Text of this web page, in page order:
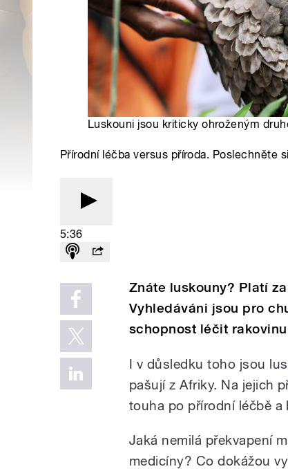
Luskouni jsou kriticky ohroženým
Přírodní léčba versus příroda. Poslechněte
5:36
Znáte luskouny? Platí
Vyhledáváni jsou pro
schopnost léčit
I v důsledku toho jsou
pašují z Afriky. Na jejich
touha po přírodní léčbě
Jaká nemilá překvapení
medicíny? Co dokážou